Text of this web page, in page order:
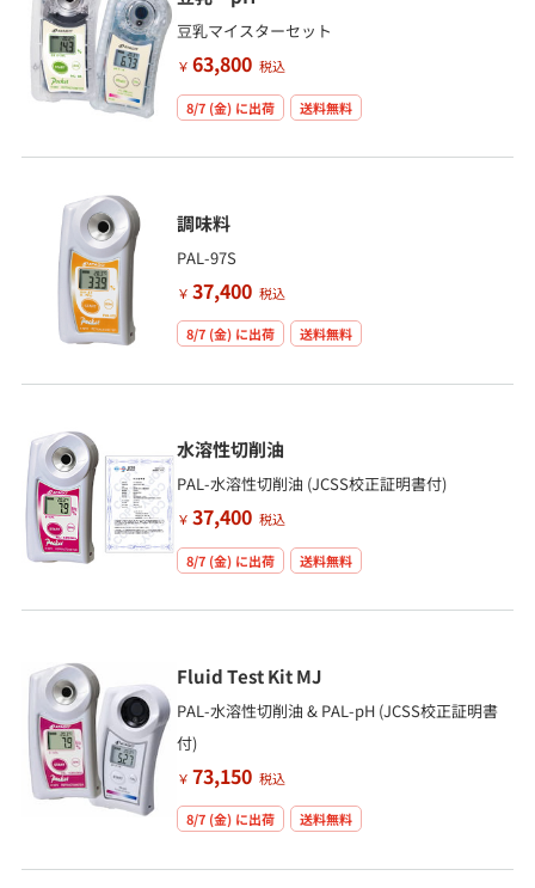
豆乳マイスターセット
￥ 63,800 税込
8/7 (金)に出荷 送料無料
調味料
PAL-97S
￥ 37,400 税込
8/7 (金)に出荷 送料無料
水溶性切削油
PAL-水溶性切削油 (JCSS校正証明書付)
￥ 37,400 税込
8/7 (金)に出荷 送料無料
Fluid Test Kit MJ
PAL-水溶性切削油 & PAL-pH (JCSS校正証明書
付)
￥ 73,150 税込
8/7 (金)に出荷 送料無料